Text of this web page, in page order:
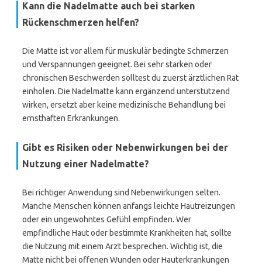
Kann die Nadelmatte auch bei starken
Rückenschmerzen helfen?
Die Matte ist vor allem für muskulär bedingte Schmerzen
und Verspannungen geeignet. Bei sehr starken oder
chronischen Beschwerden solltest du zuerst ärztlichen Rat
einholen. Die Nadelmatte kann ergänzend unterstützend
wirken, ersetzt aber keine medizinische Behandlung bei
ernsthaften Erkrankungen.
Gibt es Risiken oder Nebenwirkungen bei der
Nutzung einer Nadelmatte?
Bei richtiger Anwendung sind Nebenwirkungen selten.
Manche Menschen können anfangs leichte Hautreizungen
oder ein ungewohntes Gefühl empfinden. Wer
empfindliche Haut oder bestimmte Krankheiten hat, sollte
die Nutzung mit einem Arzt besprechen. Wichtig ist, die
Matte nicht bei offenen Wunden oder Hauterkrankungen